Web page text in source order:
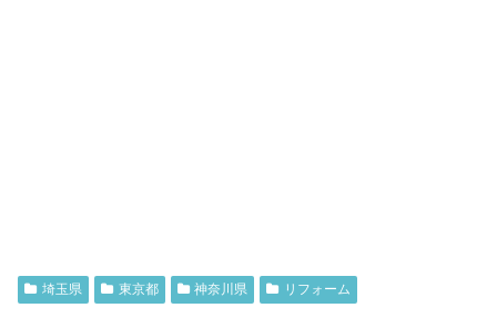
埼玉県 東京都 神奈川県 リフォーム